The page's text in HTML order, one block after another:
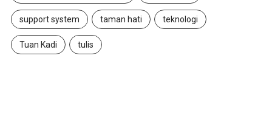
support system taman hati teknologi
Tuan Kadi tulis